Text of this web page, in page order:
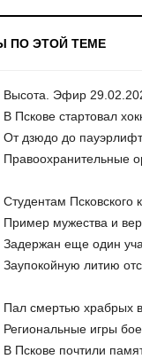
ПО ЭТОЙ ТЕМЕ
Высота. Эфир
Пскове стартовал
дзюдо до
Псковского
мужества и
еще один
литию
смертью храбрых
игры
Пскове почтили